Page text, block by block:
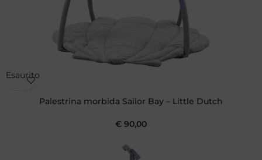
Esaurito
Palestrina morbida Sailor Bay – Little Dutch
€ 90,00